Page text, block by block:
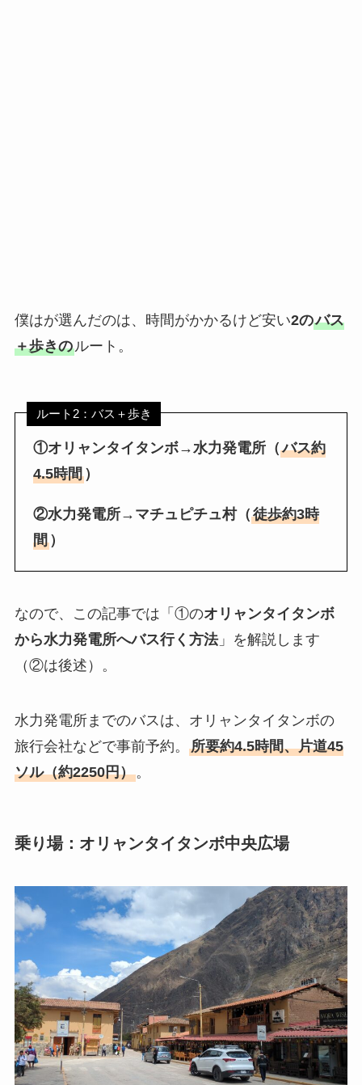
僕はが選んだのは、時間がかかるけど安い2のバス
＋歩きのルート。
ルート2：バス＋歩き
①オリャンタイタンボ→水力発電所（バス約
4.5時間）
②水力発電所→マチュピチュ村（徒歩約3時
間）
なので、この記事では「①のオリャンタイタンボ
から水力発電所へバス行く方法」を解説します
（②は後述）。
水力発電所までのバスは、オリャンタイタンボの
旅行会社などで事前予約。 所要約4.5時間、片道45
ソル（約2250円）。
乗り場：オリャンタイタンボ中央広場